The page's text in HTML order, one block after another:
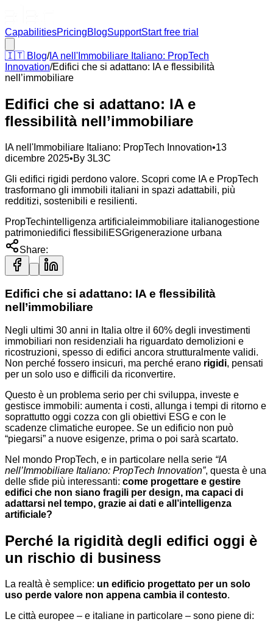
CapabilitiesPricingBlogSupportStart free trial
🇮🇹 Blog/IA nell'Immobiliare Italiano: PropTech
Innovation/Edifici che si adattano: IA e flessibilità
nell’immobiliare
Edifici che si adattano: IA e
flessibilità nell’immobiliare
IA nell'Immobiliare Italiano: PropTech Innovation•13
dicembre 2025•By 3L3C
Gli edifici rigidi perdono valore. Scopri come IA e PropTech
trasformano gli immobili italiani in spazi adattabili, più
redditizi, sostenibili e resilienti.
PropTechintelligenza artificialeimmobiliare italianogestione
patrimoniedifici flessibiliESGrigenerazione urbana
Share:
Edifici che si adattano: IA e flessibilità
nell’immobiliare
Negli ultimi 30 anni in Italia oltre il 60% degli investimenti
immobiliari non residenziali ha riguardato demolizioni e
ricostruzioni, spesso di edifici ancora strutturalmente validi.
Non perché fossero insicuri, ma perché erano rigidi, pensati
per un solo uso e difficili da riconvertire.
Questo è un problema serio per chi sviluppa, investe e
gestisce immobili: aumenta i costi, allunga i tempi di ritorno e
soprattutto oggi cozza con gli obiettivi ESG e con le
scadenze climatiche europee. Se un edificio non può
“piegarsi” a nuove esigenze, prima o poi sarà scartato.
Nel mondo PropTech, e in particolare nella serie “IA
nell’Immobiliare Italiano: PropTech Innovation”, questa è una
delle sfide più interessanti: come progettare e gestire
edifici che non siano fragili per design, ma capaci di
adattarsi nel tempo, grazie ai dati e all’intelligenza
artificiale?
Perché la rigidità degli edifici oggi è
un rischio di business
La realtà è semplice: un edificio progettato per un solo
uso perde valore non appena cambia il contesto.
Le città europee – e italiane in particolare – sono piene di: